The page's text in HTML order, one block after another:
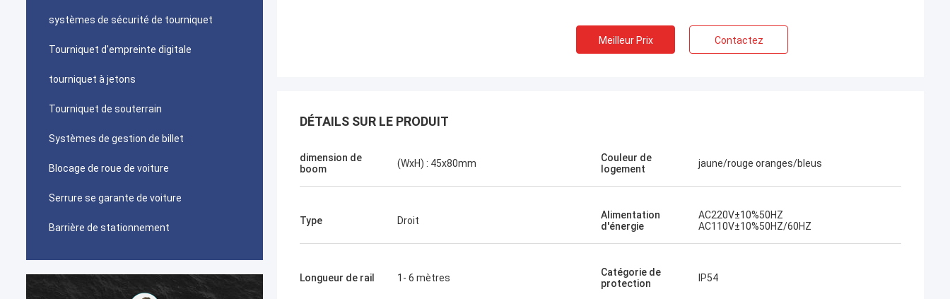
systèmes de sécurité de tourniquet
Tourniquet d'empreinte digitale
tourniquet à jetons
Tourniquet de souterrain
Systèmes de gestion de billet
Blocage de roue de voiture
Serrure se garante de voiture
Barrière de stationnement
Meilleur Prix Contactez
DÉTAILS SUR LE PRODUIT
dimension de
boom
(WxH) : 45x80mm
Couleur de
logement
jaune/rouge oranges/bleus
Type Droit
Alimentation
d'énergie
AC220V±10%50HZ
AC110V±10%50HZ/60HZ
Longueur de rail 1- 6 mètres
Catégorie de
protection
IP54